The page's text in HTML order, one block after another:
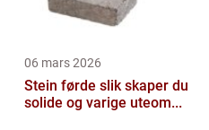
06 mars 2026
Stein førde slik skaper du
solide og varige uteom...